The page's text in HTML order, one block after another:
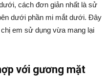
cách đơn giản nhất là sử
dưới phần mi mắt dưới. Đây
em sử dụng vừa mang lại
với gương mặt